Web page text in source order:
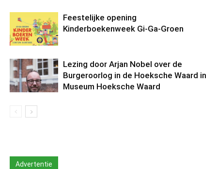
Feestelijke opening
Kinderboekenweek Gi-Ga-Groen
Lezing door Arjan Nobel over de
Burgeroorlog in de Hoeksche Waard in
Museum Hoeksche Waard
Advertentie